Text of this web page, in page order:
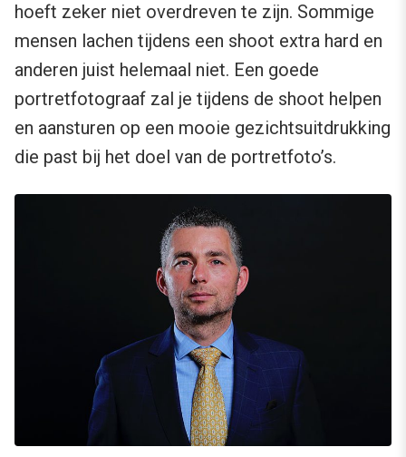
hoeft zeker niet overdreven te zijn. Sommige
mensen lachen tijdens een shoot extra hard en
anderen juist helemaal niet. Een goede
portretfotograaf zal je tijdens de shoot helpen
en aansturen op een mooie gezichtsuitdrukking
die past bij het doel van de portretfoto’s.